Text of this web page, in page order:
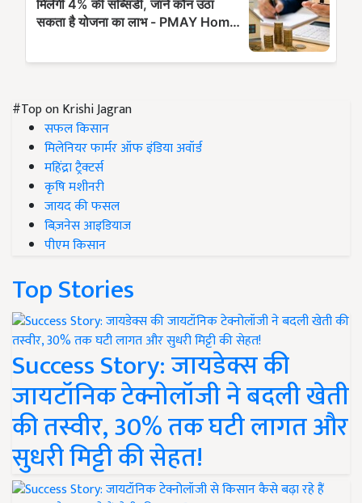
#Top on Krishi Jagran
सफल किसान
मिलेनियर फार्मर ऑफ इंडिया अवॉर्ड
महिंद्रा ट्रैक्टर्स
कृषि मशीनरी
जायद की फसल
बिज़नेस आइडियाज
पीएम किसान
Top Stories
Success Story: जायडेक्स की
जायटॉनिक टेक्नोलॉजी ने बदली खेती
की तस्वीर, 30% तक घटी लागत और
सुधरी मिट्टी की सेहत!